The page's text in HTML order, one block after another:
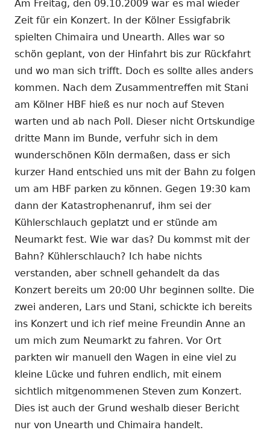
Am Freitag, den 09.10.2009 war es mal wieder
Zeit für ein Konzert. In der Kölner Essigfabrik
spielten Chimaira und Unearth. Alles war so
schön geplant, von der Hinfahrt bis zur Rückfahrt
und wo man sich trifft. Doch es sollte alles anders
kommen. Nach dem Zusammentreffen mit Stani
am Kölner HBF hieß es nur noch auf Steven
warten und ab nach Poll. Dieser nicht Ortskundige
dritte Mann im Bunde, verfuhr sich in dem
wunderschönen Köln dermaßen, dass er sich
kurzer Hand entschied uns mit der Bahn zu folgen
um am HBF parken zu können. Gegen 19:30 kam
dann der Katastrophenanruf, ihm sei der
Kühlerschlauch geplatzt und er stünde am
Neumarkt fest. Wie war das? Du kommst mit der
Bahn? Kühlerschlauch? Ich habe nichts
verstanden, aber schnell gehandelt da das
Konzert bereits um 20:00 Uhr beginnen sollte. Die
zwei anderen, Lars und Stani, schickte ich bereits
ins Konzert und ich rief meine Freundin Anne an
um mich zum Neumarkt zu fahren. Vor Ort
parkten wir manuell den Wagen in eine viel zu
kleine Lücke und fuhren endlich, mit einem
sichtlich mitgenommenen Steven zum Konzert.
Dies ist auch der Grund weshalb dieser Bericht
nur von Unearth und Chimaira handelt.